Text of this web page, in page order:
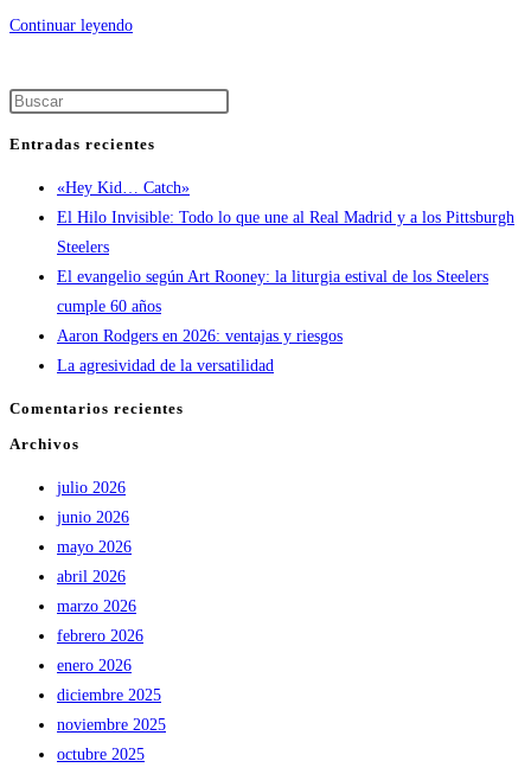
Continuar leyendo
Entradas recientes
«Hey Kid… Catch»
El Hilo Invisible: Todo lo que une al Real Madrid y a los Pittsburgh
Steelers
El evangelio según Art Rooney: la liturgia estival de los Steelers
cumple 60 años
Aaron Rodgers en 2026: ventajas y riesgos
La agresividad de la versatilidad
Comentarios recientes
Archivos
julio 2026
junio 2026
mayo 2026
abril 2026
marzo 2026
febrero 2026
enero 2026
diciembre 2025
noviembre 2025
octubre 2025